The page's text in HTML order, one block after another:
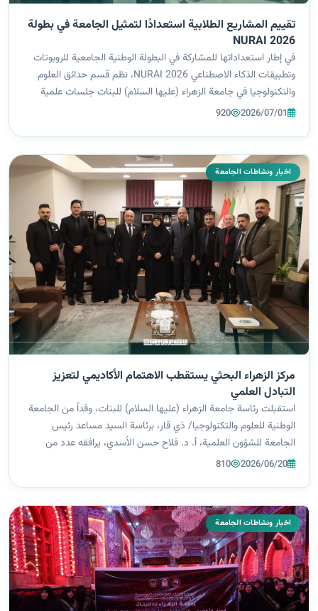
تقييم المشاريع الطلابية استعدادًا لتمثيل الجامعة في بطولة
NURAI 2026
في إطار استعداداتها للمشاركة في البطولة الوطنية الجامعية للروبوتات
وتطبيقات الذكاء الاصطناعي NURAI 2026، نظم قسم حدائق العلوم
والتكنولوجيا في جامعة الزهراء (عليها السلام) للبنات جلسات علمية
لتقييم المشاريع الطلابية المرشحة، وذلك بتوجيه من السيدة رئيسة
2026/07/01
920
اخبار ونشاطات الجامعة
مركز الزهراء البحثي يستقطب الاهتمام الأكاديمي لتعزيز
التبادل العلمي
استقبلت رئاسة جامعة الزهراء (عليها السلام) للبنات، وفداً من الجامعة
الوطنية للعلوم والتكنولوجيا/ ذي قار، برئاسة السيد مساعد رئيس
الجامعة للشؤون العلمية، أ. د. فلاح حسن الأسدي، يرافقه عدد من
الأساتذة والتدريسيين، للاطلاع على تجربة الجامعة ومركز الزهراء
2026/06/20
810
اخبار ونشاطات الجامعة